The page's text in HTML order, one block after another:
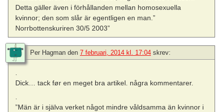
Detta gäller även i förhållanden mellan homosexuella
kvinnor; den som slår är egentligen en man.”
Norrbottenskuriren 30/5 2003”
Per Hagman den 7 februari, 2014 kl. 17:04 skrev:
Dick… tack før en meget bra artikel. några kommentarer.
.
”Män är i själva verket något mindre våldsamma än kvinnor i